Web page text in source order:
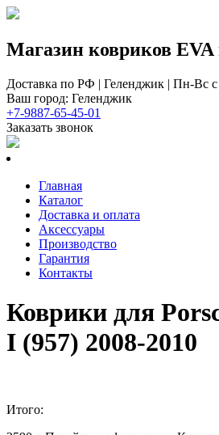
Магазин ковриков EVA
Доставка по РФ | Геленджик | Пн-Вс
Ваш город: Геленджик
+7-9887-65-45-01
Заказать звонок
Главная
Каталог
Доставка и оплата
Аксессуары
Производство
Гарантия
Контакты
Коврики для
I (957) 2008-2010
Итого: